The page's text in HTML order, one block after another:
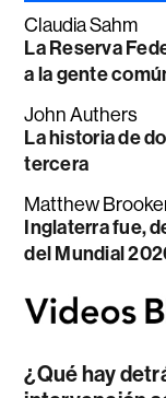
Claudia Sahm
La Reserva
a la gente
John Authers
La historia de
tercera
Matthew
Inglaterra fue,
del Mundial
¿Qué hay